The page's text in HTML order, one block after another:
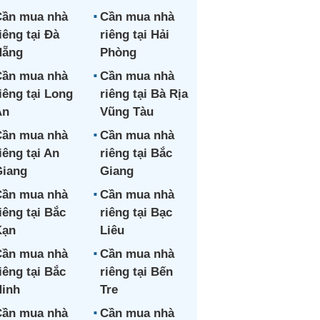
mua nhà
tại Đà
Cần mua nhà
riêng tại Hải
Phòng
mua nhà
tại Long
Cần mua nhà
riêng tại Bà Rịa
Vũng Tàu
mua nhà
tại An
Cần mua nhà
riêng tại Bắc
Giang
mua nhà
tại Bắc
Cần mua nhà
riêng tại Bạc
Liêu
mua nhà
tại Bắc
Cần mua nhà
riêng tại Bến
Tre
mua nhà
Cần mua nhà